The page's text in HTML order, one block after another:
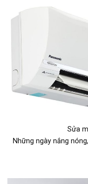
Sửa
Những ngày nắng